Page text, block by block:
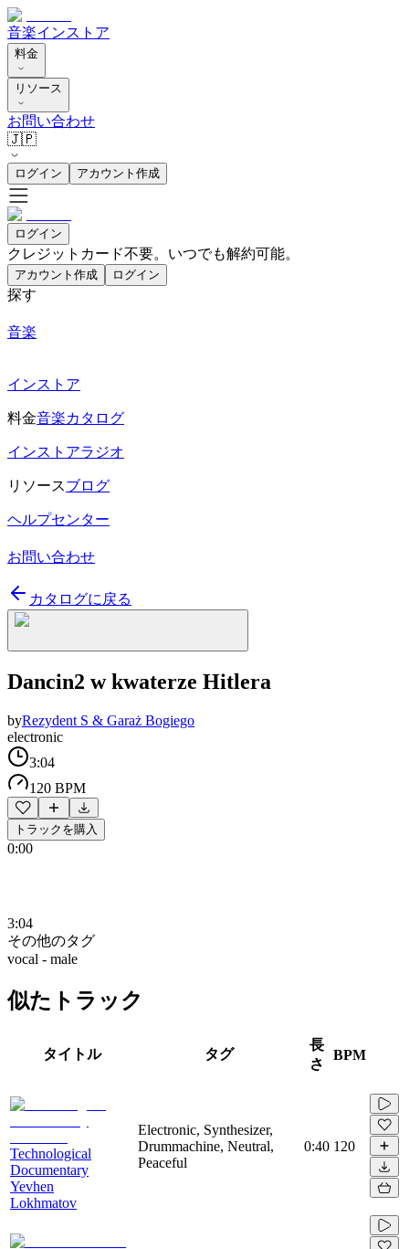
音楽インストア
料金
リソース
お問い合わせ
🇯🇵
ログイン アカウント作成
ログイン
クレジットカード不要。いつでも解約可能。
アカウント作成 ログイン
探す
音楽
インストア
料金音楽カタログ
インストアラジオ
リソースブログ
ヘルプセンター
お問い合わせ
カタログに戻る
Dancin2 w kwaterze Hitlera
byRezydent S & Garaż Bogiego
electronic
3:04
120 BPM
トラックを購入
0:00
3:04
その他のタグ
vocal - male
似たトラック
タイトル タグ
長
さ
BPM
Technological
Documentary
Yevhen
Lokhmatov
Electronic, Synthesizer,
Drummachine, Neutral,
Peaceful
0:40 120